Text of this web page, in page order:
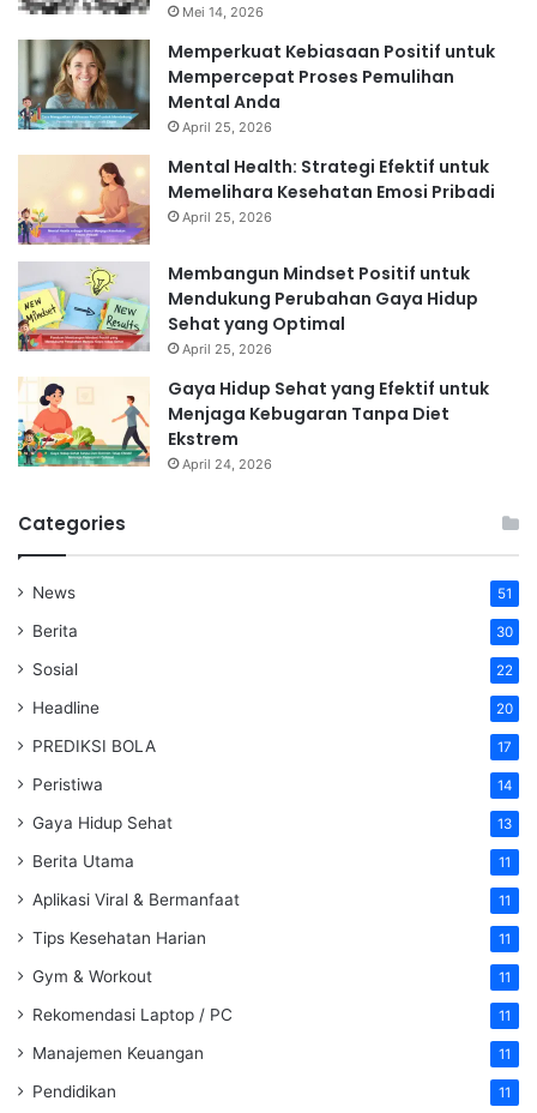
Mei 14, 2026
Memperkuat Kebiasaan Positif untuk
Mempercepat Proses Pemulihan
Mental Anda
April 25, 2026
Mental Health: Strategi Efektif untuk
Memelihara Kesehatan Emosi Pribadi
April 25, 2026
Membangun Mindset Positif untuk
Mendukung Perubahan Gaya Hidup
Sehat yang Optimal
April 25, 2026
Gaya Hidup Sehat yang Efektif untuk
Menjaga Kebugaran Tanpa Diet
Ekstrem
April 24, 2026
Categories
News 51
Berita 30
Sosial 22
Headline 20
PREDIKSI BOLA 17
Peristiwa 14
Gaya Hidup Sehat 13
Berita Utama 11
Aplikasi Viral & Bermanfaat 11
Tips Kesehatan Harian 11
Gym & Workout 11
Rekomendasi Laptop / PC 11
Manajemen Keuangan 11
Pendidikan 11